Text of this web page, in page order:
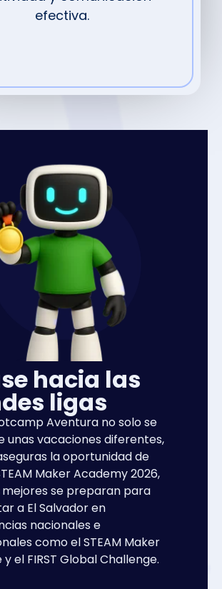
efectiva.
hacia las
ligas
Aventura no solo se
unas vacaciones diferentes,
la oportunidad de
Maker Academy 2026,
mejores se preparan para
a El Salvador en
nacionales e
como el STEAM Maker
el FIRST Global Challenge.